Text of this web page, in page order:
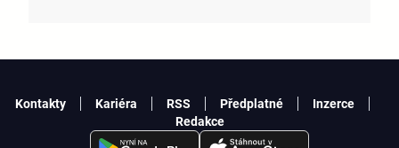
Kontakty Kariéra RSS Předplatné
Inzerce
Redakce